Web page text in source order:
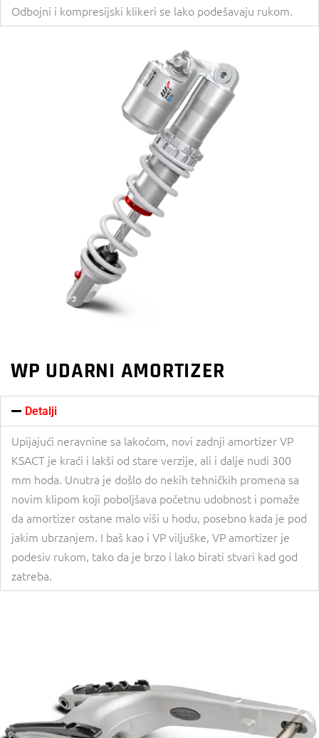
Odbojni i kompresijski klikeri se lako podešavaju rukom.
WP UDARNI AMORTIZER
Detalji
Upijajući neravnine sa lakoćom, novi zadnji amortizer VP
KSACT je kraći i lakši od stare verzije, ali i dalje nudi 300
mm hoda. Unutra je došlo do nekih tehničkih promena sa
novim klipom koji poboljšava početnu udobnost i pomaže
da amortizer ostane malo viši u hodu, posebno kada je pod
jakim ubrzanjem. I baš kao i VP viljuške, VP amortizer je
podesiv rukom, tako da je brzo i lako birati stvari kad god
zatreba.